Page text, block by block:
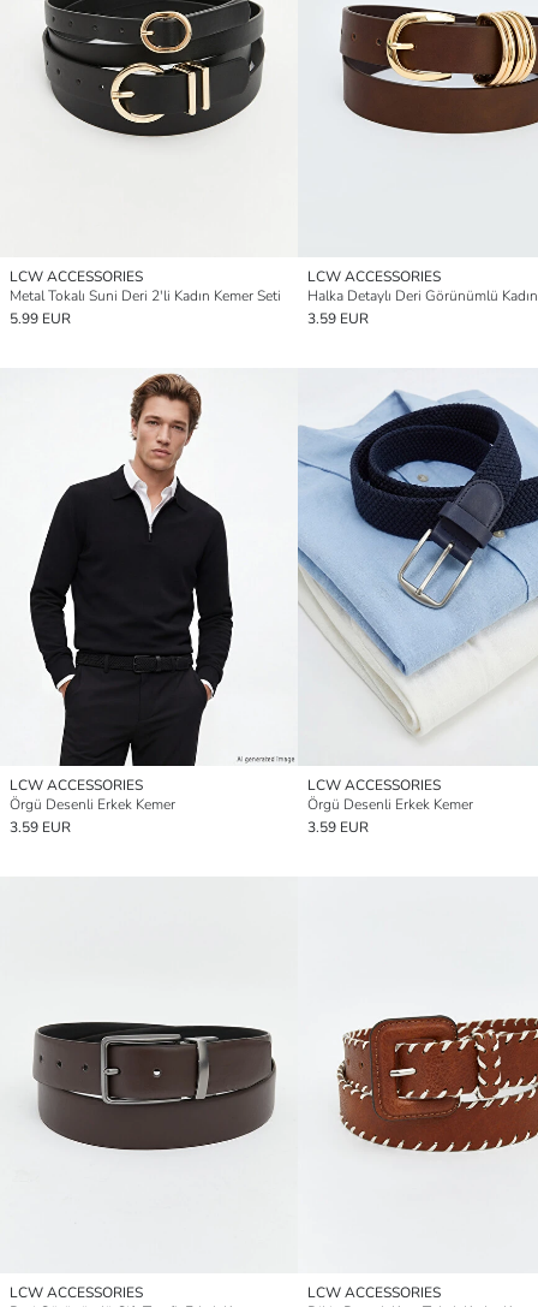
LCW ACCESSORIES
Metal Tokalı Suni Deri 2'li Kadın Kemer Seti
5.99 EUR
LCW ACCESSORIES
Halka Detaylı Deri Görünümlü
3.59 EUR
LCW ACCESSORIES
Örgü Desenli Erkek Kemer
3.59 EUR
LCW ACCESSORIES
Örgü Desenli Erkek Kemer
3.59 EUR
LCW ACCESSORIES
LCW ACCESSORIES